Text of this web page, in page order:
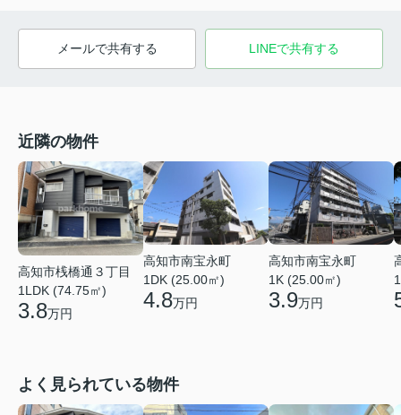
メールで共有する LINEで共有する
近隣の物件
高知市桟橋通３丁目
1LDK (74.75㎡)
3.8万円
高知市南宝永町
1DK (25.00㎡)
4.8万円
高知市南宝永町
1K (25.00㎡)
3.9万円
よく見られている物件